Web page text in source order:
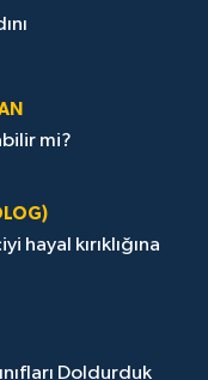
mi?
hayal kırıklığına
Doldurduk